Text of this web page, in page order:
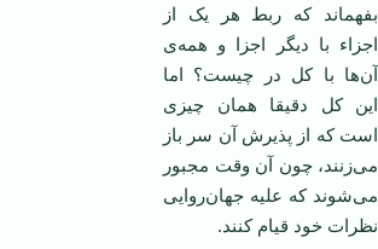
بفهماند که ربط هر یک از
اجزاء با دیگر اجزا و همه‌ی
آن‌ها با کل در چیست؟ اما
این کل دقیقا همان چیزی
است که از پذیرش آن سر باز
می‌زنند، چون آن وقت مجبور
می‌شوند که علیه جهان‌روایی
نظرات خود قیام کنند.